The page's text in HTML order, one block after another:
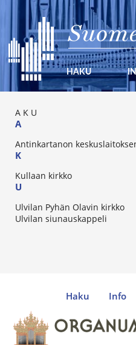
HAKU
A K U
A
Antinkartanon
K
Kullaan kirkko
U
Ulvilan Pyhän Olavin kirkko
Ulvilan siunauskappeli
Haku Info